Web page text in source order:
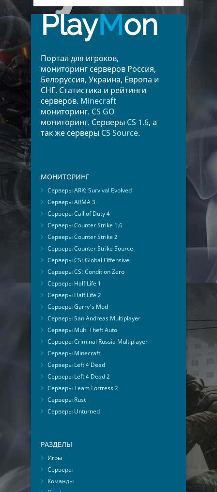
PlayMon
Портал для игроков,
мониторинг серверов Россия,
Белоруссия, Украина, Европа и
СНГ. Статистика и рейтинги
серверов. Minecraft
мониторинг. CS GO
мониторинг. Серверы CS 1.6, а
так же серверы CS Source.
МОНИТОРИНГ
Серверы ARK: Survival Evolved
Серверы ARMA 3
Серверы Call of Duty 4
Серверы Counter Strike 1.6
Серверы Counter Strike 2
Серверы Counter Strike Source
Серверы CS: Global Offensive
Серверы CS: Condition Zero
Серверы Half Life 1
Серверы Half Life 2
Серверы Garry's Mod
Серверы San Andreas Multiplayer
Серверы Multi Theft Auto
Серверы Criminal Russia Multiplayer
Серверы Minecraft
Серверы Left 4 Dead
Серверы Left 4 Dead 2
Серверы Team Fortress 2
Серверы Rust
Серверы Unturned
РАЗДЕЛЫ
Игры
Серверы
Команды